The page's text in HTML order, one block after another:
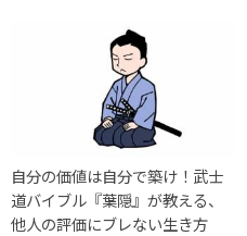
自分の価値は自分で築け！武士
道バイブル『葉隠』が教える、
他人の評価にブレない生き方